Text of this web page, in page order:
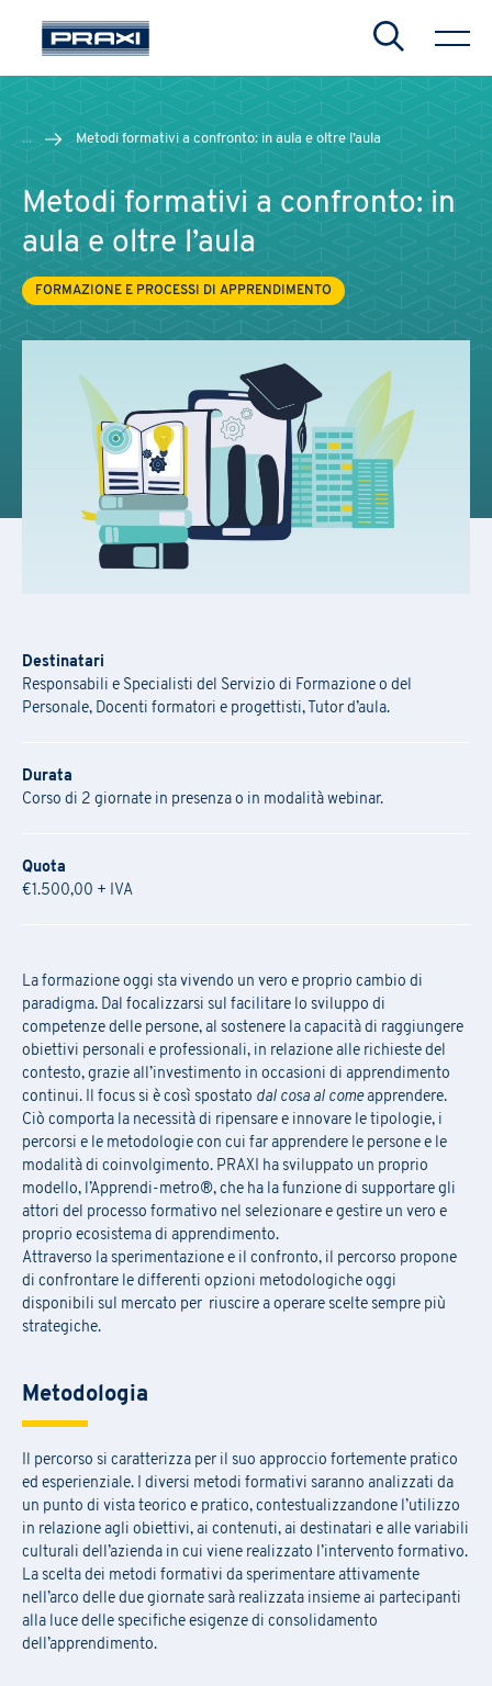
Search
... Metodi formativi a confronto: in aula e oltre l’aula
Metodi formativi a confronto: in
aula e oltre l’aula
FORMAZIONE E PROCESSI DI APPRENDIMENTO
Destinatari
Responsabili e Specialisti del Servizio di Formazione o del
Personale, Docenti formatori e progettisti, Tutor d’aula.
Durata
Corso di 2 giornate in presenza o in modalità webinar.
Quota
€1.500,00 + IVA
La formazione oggi sta vivendo un vero e proprio cambio di
paradigma. Dal focalizzarsi sul facilitare lo sviluppo di
competenze delle persone, al sostenere la capacità di raggiungere
obiettivi personali e professionali, in relazione alle richieste del
contesto, grazie all’investimento in occasioni di apprendimento
continui. Il focus si è così spostato dal cosa al comeapprendere.
Ciò comporta la necessità di ripensare e innovare le tipologie, i
percorsi e le metodologie con cui far apprendere le persone e le
modalità di coinvolgimento. PRAXI ha sviluppato un proprio
modello, l’Apprendi-metro®, che ha la funzione di supportare gli
attori del processo formativo nel selezionare e gestire un vero e
proprio ecosistema di apprendimento.
Attraverso la sperimentazione e il confronto, il percorso propone
di confrontare le differenti opzioni metodologiche oggi
disponibili sul mercato per riuscire a operare scelte sempre più
strategiche.
Metodologia
Il percorso si caratterizza per il suo approccio fortemente pratico
ed esperienziale. I diversi metodi formativi saranno analizzati da
un punto di vista teorico e pratico, contestualizzandone l’utilizzo
in relazione agli obiettivi, ai contenuti, ai destinatari e alle variabili
culturali dell’azienda in cui viene realizzato l’intervento formativo.
La scelta dei metodi formativi da sperimentare attivamente
nell’arco delle due giornate sarà realizzata insieme ai partecipanti
alla luce delle specifiche esigenze di consolidamento
dell’apprendimento.